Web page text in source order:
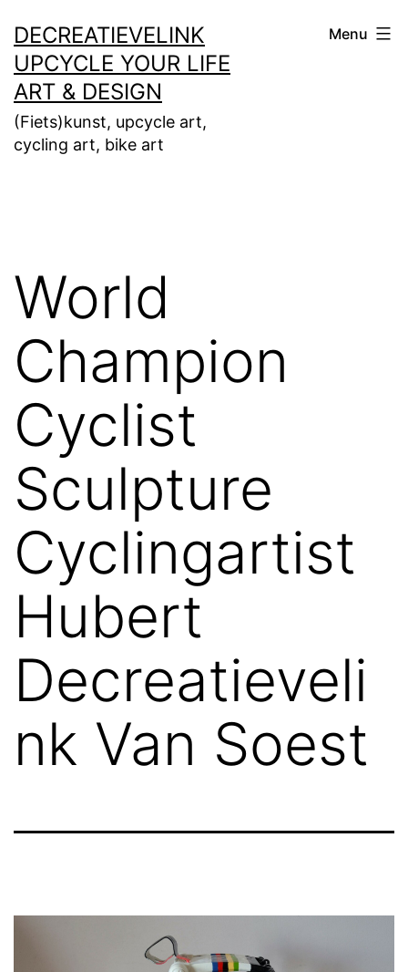
naar
de
inhoud
DECREATIEVELINK
UPCYCLE YOUR LIFE
ART & DESIGN
(Fiets)kunst, upcycle art,
cycling art, bike art
Menu
World
Champion
Cyclist
Sculpture
Cyclingartist
Hubert
Decreatieveli
nk Van Soest